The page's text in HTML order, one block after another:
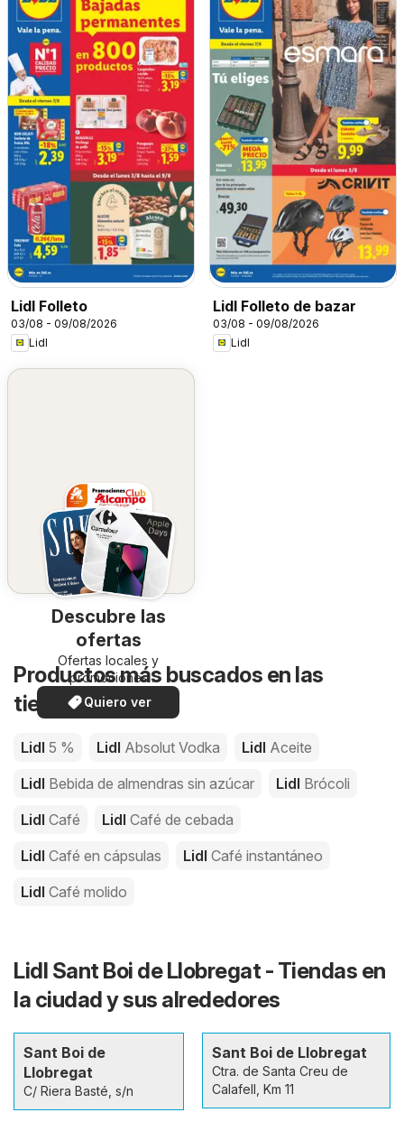
Lidl Folleto
03/08 - 09/08/2026
Lidl
Lidl Folleto de bazar
03/08 - 09/08/2026
Lidl
Descubre las
ofertas
Ofertas locales y
promociones
especiales.
Quiero ver
Productos más buscados en las
tiendas de Lidl
Lidl 5 % Lidl Absolut Vodka Lidl Aceite
Lidl Bebida de almendras sin azúcar Lidl Brócoli
Lidl Café Lidl Café de cebada
Lidl Café en cápsulas Lidl Café instantáneo
Lidl Café molido
Lidl Sant Boi de Llobregat - Tiendas en
la ciudad y sus alrededores
Sant Boi de
Llobregat
C/ Riera Basté, s/n
Sant Boi de Llobregat
Ctra. de Santa Creu de
Calafell, Km 11